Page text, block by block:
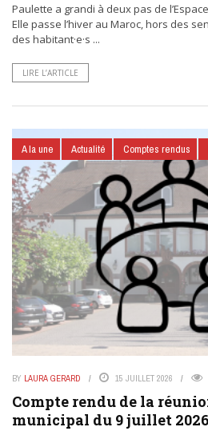
Paulette a grandi à deux pas de
Elle passe l’hiver au Maroc, hors des
des habitant·e·s ...
LIRE L’ARTICLE
A la une Actualité Comptes rendus
BY LAURA GERARD 15 JUILLET 2026
Compte rendu de la
municipal du 9 juillet 2026